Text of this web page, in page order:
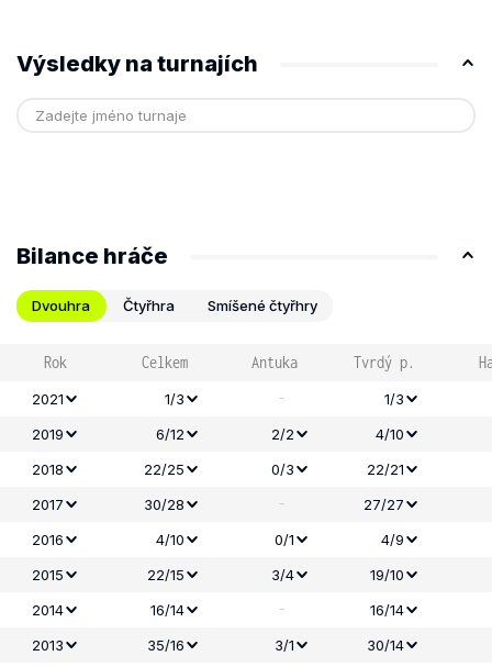
Výsledky na turnajích
Bilance hráče
Dvouhra Čtyřhra Smíšené čtyřhry
Rok Celkem Antuka Tvrdý p.
2021 1/3 -
1/3
2019
6/12 2/2
4/10
2018
22/25 0/3
22/21
2017
30/28 -
27/27
2016
4/10 0/1
4/9
2015
22/15 3/4
19/10
2014
16/14 -
16/14
2013
35/16 3/1
30/14